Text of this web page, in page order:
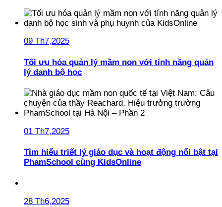
09 Th7,2025
Tối ưu hóa quản lý mầm non với tính năng quản
lý danh bộ học
01 Th7,2025
Tìm hiểu triết lý giáo dục và hoạt động nổi bật tại
PhamSchool cùng KidsOnline
28 Th6,2025